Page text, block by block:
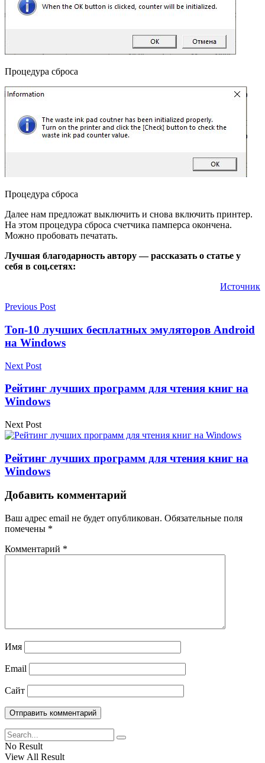
Процедура сброса
Процедура сброса
Далее нам предложат выключить и снова включить принтер.
На этом процедура сброса счетчика памперса окончена.
Можно пробовать печатать.
Лучшая благодарность автору — рассказать о статье у
себя в соц.сетях:
Источник
Previous Post
Топ-10 лучших бесплатных эмуляторов Android
на Windows
Next Post
Рейтинг лучших программ для чтения книг на
Windows
Next Post
Рейтинг лучших программ для чтения книг на
Windows
Добавить комментарий
Ваш адрес email не будет опубликован. Обязательные поля
помечены *
Комментарий *
Имя
Email
Сайт
No Result
View All Result